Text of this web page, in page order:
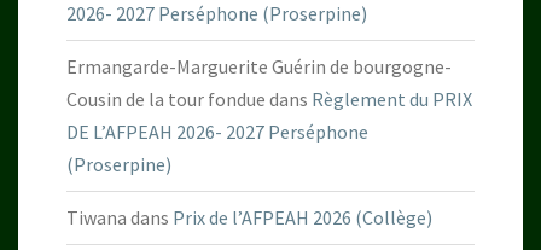
2026- 2027 Perséphone (Proserpine)
Ermangarde-Marguerite Guérin de bourgogne-
Cousin de la tour fondue dans Règlement du PRIX
DE L’AFPEAH 2026- 2027 Perséphone
(Proserpine)
Tiwana dans Prix de l’AFPEAH 2026 (Collège)